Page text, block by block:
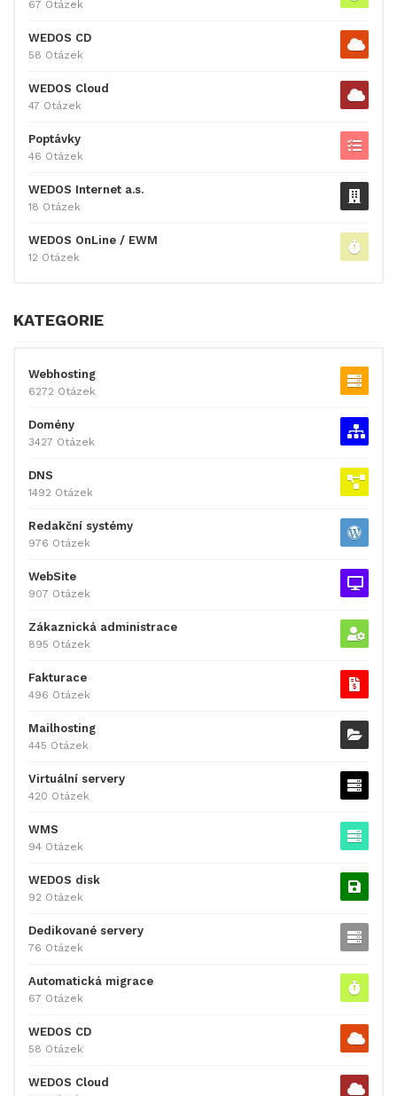
67 Otázek
WEDOS CD
58 Otázek
WEDOS Cloud
47 Otázek
Poptávky
46 Otázek
WEDOS Internet a.s.
18 Otázek
WEDOS OnLine / EWM
12 Otázek
KATEGORIE
Webhosting
6272 Otázek
Domény
3427 Otázek
DNS
1492 Otázek
Redakční systémy
976 Otázek
WebSite
907 Otázek
Zákaznická administrace
895 Otázek
Fakturace
496 Otázek
Mailhosting
445 Otázek
Virtuální servery
420 Otázek
WMS
94 Otázek
WEDOS disk
92 Otázek
Dedikované servery
76 Otázek
Automatická migrace
67 Otázek
WEDOS CD
58 Otázek
WEDOS Cloud